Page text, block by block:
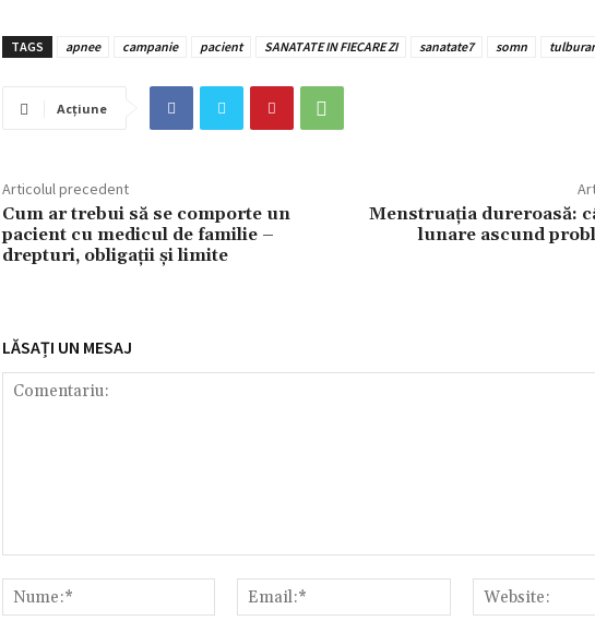
TAGS apnee campanie pacient SANATATE IN FIECARE ZI sanatate7 somn
Acțiune
Articolul precedent
Cum ar trebui să se comporte un
pacient cu medicul de familie –
drepturi, obligații și limite
Menstruația dureroasă:
lunare ascund
LĂSAȚI UN MESAJ
Nume:*
Email:*